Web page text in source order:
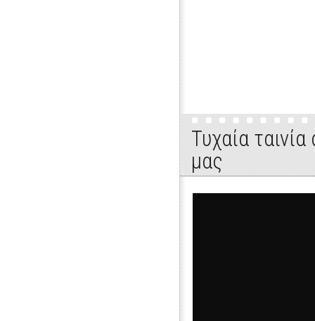
Τυχαία
μας